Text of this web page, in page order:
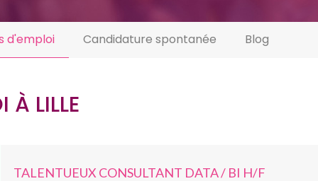
d'emploi Candidature spontanée Blog
À LILLE
TALENTUEUX CONSULTANT DATA / BI H/F